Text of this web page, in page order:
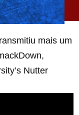
mais um
Nutter